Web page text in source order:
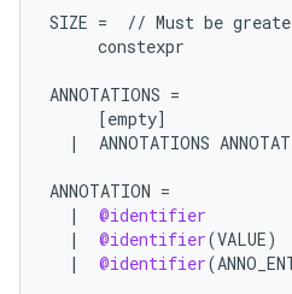
SIZE = // Must be
constexpr
ANNOTATIONS =
[empty]
|
ANNOTATIONS
ANNOTATION =
|
@identifier
|
@identifier(VALUE)
|
@identifier(